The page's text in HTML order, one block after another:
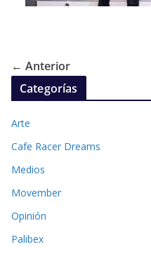
← Anterior
Categorías
Arte
Cafe Racer Dreams
Medios
Movember
Opinión
Palibex